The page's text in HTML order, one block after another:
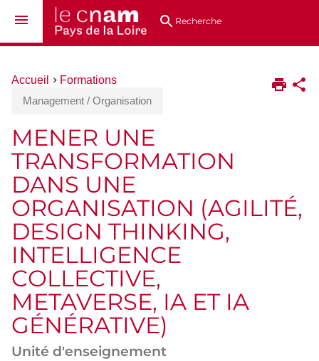
au
directsRecherche
Vous
ici :
Accueil
Formations
Management / Organisation
MENER UNE
TRANSFORMATION
DANS UNE
ORGANISATION (AGILITÉ,
DESIGN THINKING,
INTELLIGENCE
COLLECTIVE,
METAVERSE, IA ET IA
GÉNÉRATIVE)
Unité d'enseignement